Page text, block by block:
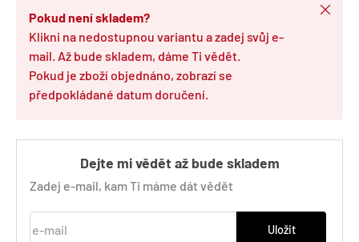
Pokud není skladem?
Klikni na nedostupnou variantu a zadej svůj e-
mail. Až bude skladem, dáme Ti vědět.
Pokud je zboží objednáno, zobrazí se
předpokládané datum doručení.
Zavřít
Dejte mi vědět až bude skladem
Zadej e-mail, kam Ti máme dát vědět
Uložit